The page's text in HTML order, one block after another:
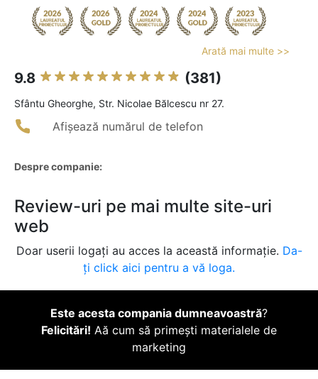
Arată mai multe >>
9.8 (381)
Sfântu Gheorghe, Str. Nicolae Bălcescu nr 27.
Afișează numărul de telefon
Despre companie:
Review-uri pe mai multe site-uri
web
Doar userii logați au acces la această informație. Da-
ți click aici pentru a vă loga.
Este acesta compania dumneavoastră?
Felicitări! Aă cum să primești materialele de
marketing